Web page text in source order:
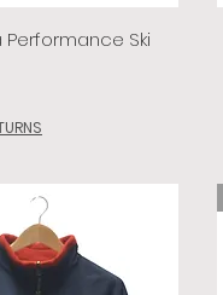
Performance Ski